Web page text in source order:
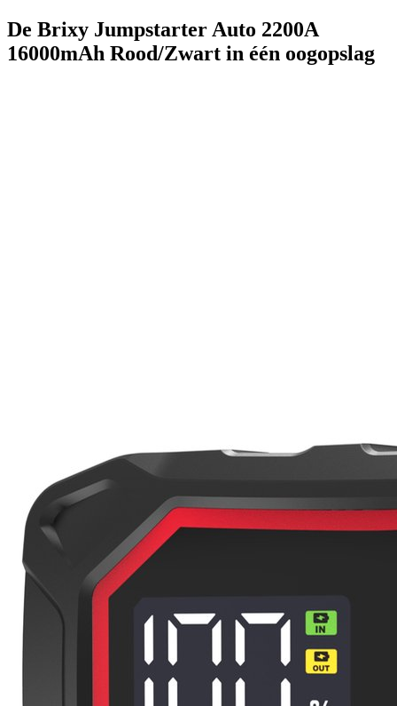
De Brixy Jumpstarter Auto 2200A
16000mAh Rood/Zwart in één oogopslag